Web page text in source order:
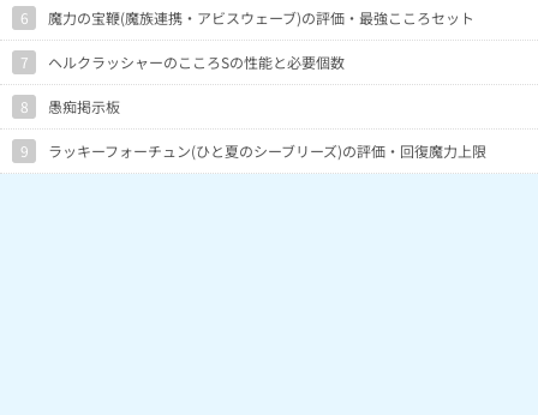
6 魔力の宝鞭(魔族連携・アビスウェーブ)の評価・最強こころセット
7 ヘルクラッシャーのこころSの性能と必要個数
8 愚痴掲示板
9 ラッキーフォーチュン(ひと夏のシーブリーズ)の評価・回復魔力上限